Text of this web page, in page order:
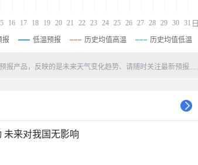
16 17 18 19 20 21 22 23 24 25 26 27 28 29 30 31 日
报 低温预报 历史均值高温 历史均值低温
报产品，反映的是未来天气变化趋势、请随时关注最新预报.....
未来对我国无影响